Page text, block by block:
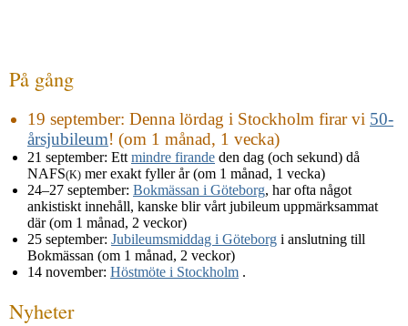
På gång
19 september: Denna lördag i Stockholm firar vi 50-
årsjubileum! (om 1 månad, 1 vecka)
21 september: Ett mindre firande den dag (och sekund) då
NAFS(K) mer exakt fyller år (om 1 månad, 1 vecka)
24–27 september: Bokmässan i Göteborg, har ofta något
ankistiskt innehåll, kanske blir vårt jubileum uppmärksammat
där (om 1 månad, 2 veckor)
25 september: Jubileumsmiddag i Göteborg i anslutning till
Bokmässan (om 1 månad, 2 veckor)
14 november: Höstmöte i Stockholm .
Nyheter